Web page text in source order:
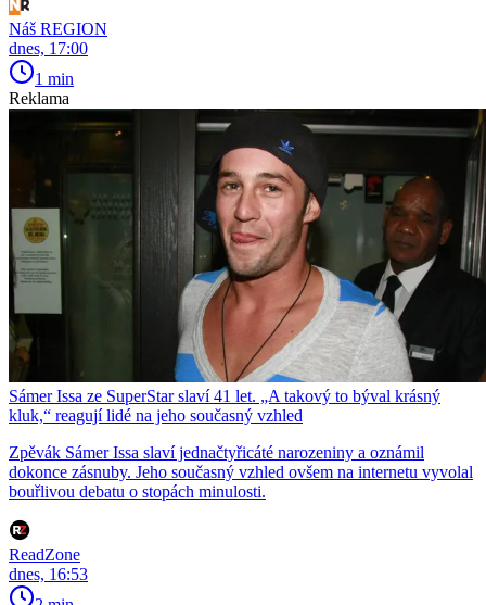
Náš REGION
dnes, 17:00
1 min
Reklama
Sámer Issa ze SuperStar slaví 41 let. „A takový to býval krásný
kluk,“ reagují lidé na jeho současný vzhled
Zpěvák Sámer Issa slaví jednačtyřicáté narozeniny a oznámil
dokonce zásnuby. Jeho současný vzhled ovšem na internetu vyvolal
bouřlivou debatu o stopách minulosti.
ReadZone
dnes, 16:53